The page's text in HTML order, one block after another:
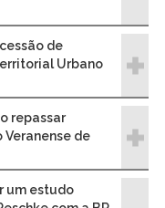
de
Urbano
repassar
Veranense de
um estudo